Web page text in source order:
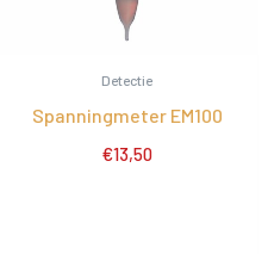
Detectie
Spanningmeter EM100
€13,50